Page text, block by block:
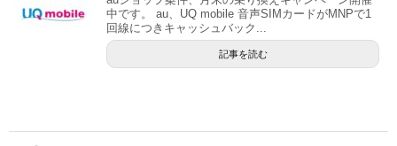
中です。 au、UQ mobile 音声SIMカードがMNPで1
回線につきキャッシュバック...
記事を読む